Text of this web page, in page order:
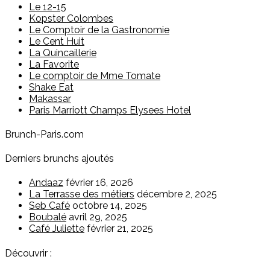
Le 12-15
Kopster Colombes
Le Comptoir de la Gastronomie
Le Cent Huit
La Quincaillerie
La Favorite
Le comptoir de Mme Tomate
Shake Eat
Makassar
Paris Marriott Champs Elysees Hotel
Brunch-Paris.com
Derniers brunchs ajoutés
Andaaz février 16, 2026
La Terrasse des métiers décembre 2, 2025
Seb Café octobre 14, 2025
Boubalé avril 29, 2025
Café Juliette février 21, 2025
Découvrir :